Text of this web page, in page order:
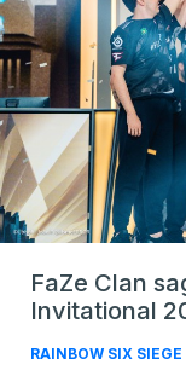
FaZe Clan
Invitational
RAINBOW SIX SIEGE